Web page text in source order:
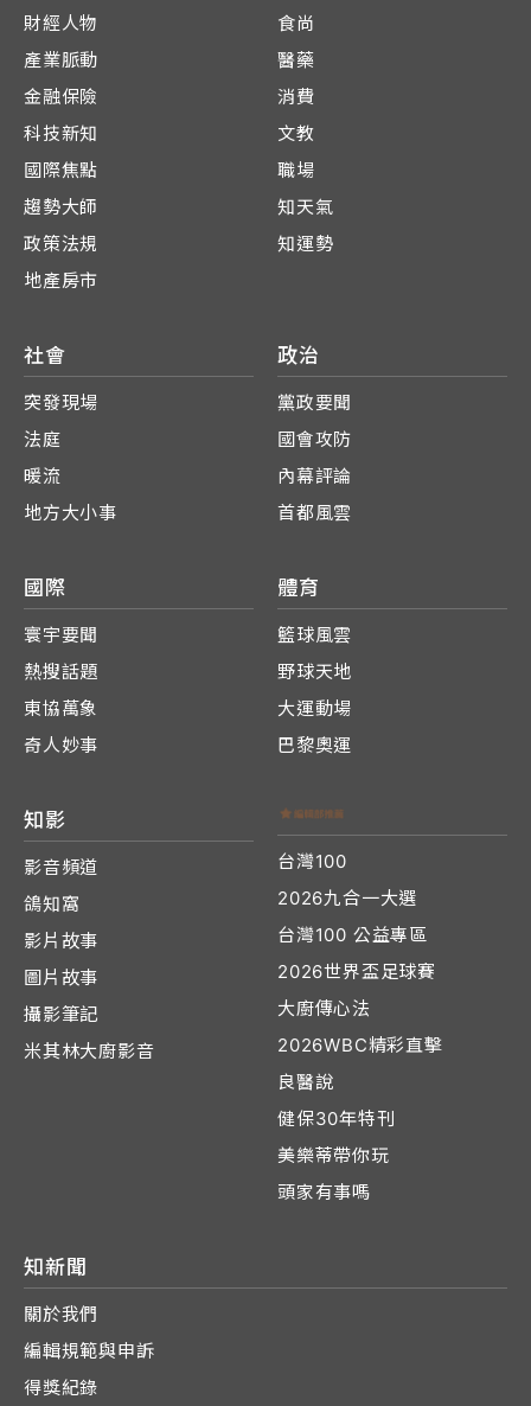
財經人物
產業脈動
金融保險
科技新知
國際焦點
趨勢大師
政策法規
地產房市
食尚
醫藥
消費
文教
職場
知天氣
知運勢
社會
突發現場
法庭
暖流
地方大小事
政治
黨政要聞
國會攻防
內幕評論
首都風雲
國際
寰宇要聞
熱搜話題
東協萬象
奇人妙事
體育
籃球風雲
野球天地
大運動場
巴黎奧運
知影
影音頻道
鴿知窩
影片故事
圖片故事
攝影筆記
米其林大廚影音
台灣100
2026九合一大選
台灣100 公益專區
2026世界盃足球賽
大廚傳心法
2026WBC精彩直擊
良醫說
健保30年特刊
美樂蒂帶你玩
頭家有事嗎
知新聞
關於我們
編輯規範與申訴
得獎紀錄